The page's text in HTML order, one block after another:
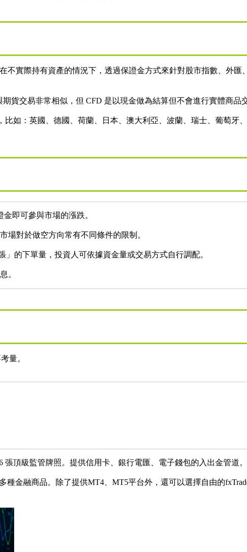
不實際持有資產的情況下，透過保證金方式來針對股市指數、外
貨交易非常相似，但 CFD 是以現金做為結算但不會進行實體商品
如：英國、德國、荷蘭、日本、澳大利亞、波蘭、瑞士、葡萄牙
即可參與市場的漲跌。
場對於做空方向常有不同條件的限制。
的下單量，投資人可依據資金量或交易方式自行調配。
。
量。
頂級監管牌照。提供信用卡、銀行電匯、電子錢包的入出金管道。
金融商品。除了提供MT4、MT5平台外，還可以選擇自由的